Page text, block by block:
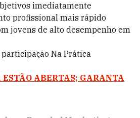
imediatamente
profissional mais rápido
jovens de alto desempenho em
Na Prática
ESTÃO ABERTAS; GARANTA